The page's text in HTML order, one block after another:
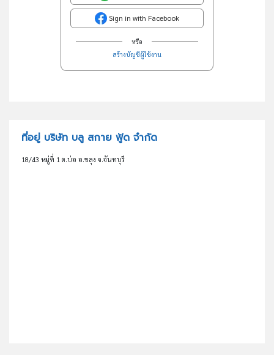
Sign in with Facebook
หรือ
สร้างบัญชีผู้ใช้งาน
ที่อยู่ บริษัท บลู สกาย ฟู้ด จำกัด
18/43 หมู่ที่ 1 ต.บ่อ อ.ขลุง จ.จันทบุรี